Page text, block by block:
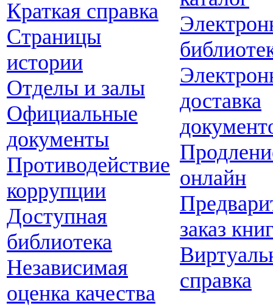
Краткая справка
Страницы
истории
Отделы и залы
Официальные
документы
Противодействие
коррупции
Доступная
библиотека
Независимая
оценка качества
доставка
онлайн
заказ
справка